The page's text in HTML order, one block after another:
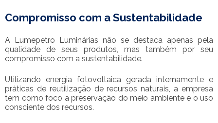
Compromisso com a Sustentabilidade
A Lumepetro Luminárias não se destaca apenas pela
qualidade de seus produtos, mas também por seu
compromisso com a sustentabilidade.
Utilizando energia fotovoltaica gerada internamente e
práticas de reutilização de recursos naturais, a empresa
tem como foco a preservação do meio ambiente e o uso
consciente dos recursos.